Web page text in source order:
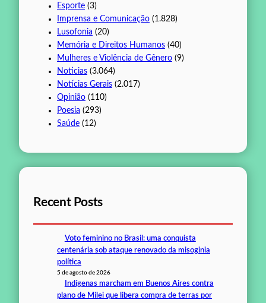
Esporte (3)
Imprensa e Comunicação (1.828)
Lusofonia (20)
Memória e Direitos Humanos (40)
Mulheres e Violência de Gênero (9)
Noticias (3.064)
Notícias Gerais (2.017)
Opinião (110)
Poesia (293)
Saúde (12)
Recent Posts
Voto feminino no Brasil: uma conquista
centenária sob ataque renovado da misoginia
política
5 de agosto de 2026
Indígenas marcham em Buenos Aires contra
plano de Milei que libera compra de terras por